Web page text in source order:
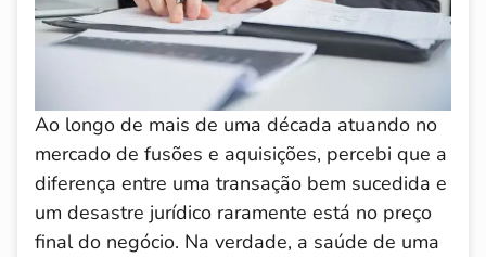
Ao longo de mais de uma década atuando no
mercado de fusões e aquisições, percebi que a
diferença entre uma transação bem sucedida e
um desastre jurídico raramente está no preço
final do negócio. Na verdade, a saúde de uma